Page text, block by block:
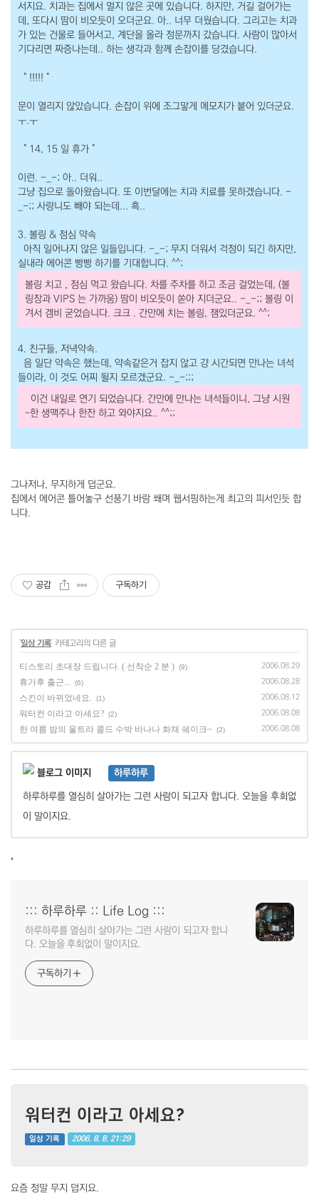
서지요. 치과는 집에서 멀지 않은 곳에 있습니다. 하지만, 거길 걸어가는
데, 또다시 땀이 비오듯이 오더군요. 아.. 너무 더웠습니다. 그리고는 치과
가 있는 건물로 들어서고, 계단을 올라 정문까지 갔습니다. 사람이 많아서
기다리면 짜증나는데.. 하는 생각과 함께 손잡이를 당겼습니다.
" !!!!! "
문이 열리지 않았습니다. 손잡이 위에 조그맣게 메모지가 붙어 있더군요.
ㅜ.ㅜ
" 14, 15 일 휴가 "
이런. -_-; 아.. 더워..
그냥 집으로 돌아왔습니다. 또 이번달에는 치과 치료를 못하겠습니다. -
_-;; 사랑니도 빼야 되는데... 흑..
3. 볼링 & 점심 약속
아직 일어나지 않은 일들입니다. -_-; 무지 더워서 걱정이 되긴 하지만,
실내라 에어콘 빵빵 하기를 기대합니다. ^^;
볼링 치고 , 점심 먹고 왔습니다. 차를 주차를 하고 조금 걸었는데, (볼
링장과 VIPS 는 가까움) 땀이 비오듯이 쏟아 지더군요.. -_-;; 볼링 이
겨서 겜비 굳었습니다. 크크 . 간만에 치는 볼링, 잼있더군요. ^^;
4. 친구들, 저녁약속.
음 일단 약속은 했는데, 약속같은거 잡지 않고 걍 시간되면 만나는 녀석
들이라, 이 것도 어찌 될지 모르겠군요. -_-;;;
이건 내일로 연기 되었습니다. 간만에 만나는 녀석들이니, 그냥 시원
~한 생맥주나 한잔 하고 와야지요.. ^^;;
그나저나, 무지하게 덥군요.
집에서 에어콘 틀어놓구 선풍기 바람 쐐며 웹서핑하는게 최고의 피서인듯 합
니다.
공감 구독하기
'일상 기록' 카테고리의 다른 글
티스토리 초대장 드립니다. ( 선착순 2 분 ) (9) 2006.08.29
휴가후 출근... (6) 2006.08.28
스킨이 바뀌었네요. (1) 2006.08.12
워터컨 이라고 아세요? (2) 2006.08.08
한 여름 밤의 울트라 콜드 수박 바나나 화채 쉐이크~ (2) 2006.08.08
하루하루
하루하루를 열심히 살아가는 그런 사람이 되고자 합니다. 오늘을 후회없
이 말이지요.
,
::: 하루하루 :: Life Log :::
하루하루를 열심히 살아가는 그런 사람이 되고자 합니
다. 오늘을 후회없이 말이지요.
구독하기
워터컨 이라고 아세요?
일상 기록 2006. 8. 8. 21:29
요즘 정말 무지 덥지요.